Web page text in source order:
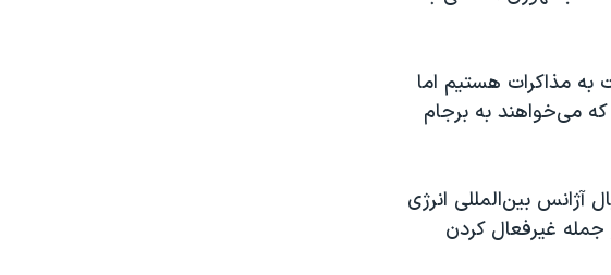
به مذاکرات هستیم اما
که می‌خواهند به برجام
آژانس بین‌المللی انرژی
جمله غیرفعال کردن